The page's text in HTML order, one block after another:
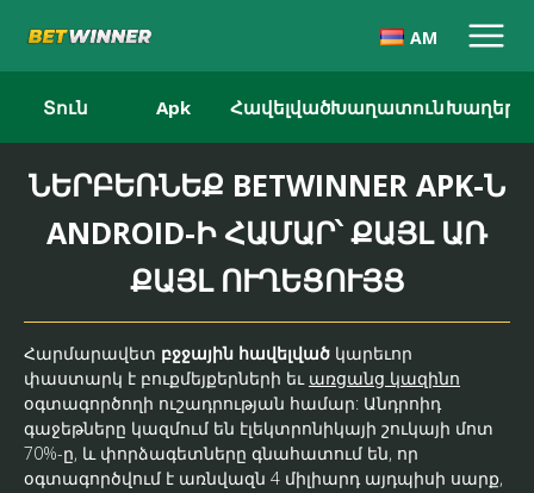
AM
Տուն Apk ՀավելվածԽաղատունԽաղեր
ՆԵՐԲԵՌՆԵՔ BETWINNER APK-Ն
ANDROID-Ի ՀԱՄԱՐ՝ ՔԱՅԼ ԱՌ
ՔԱՅԼ ՈՒՂԵՑՈՒՅՑ
Հարմարավետ բջջային հավելված կարեւոր
փաստարկ է բուքմեյքերների եւ առցանց կազինո
օգտագործողի ուշադրության համար: Անդրոիդ
գաջեթները կազմում են էլեկտրոնիկայի շուկայի մոտ
70%-ը, և փորձագետները գնահատում են, որ
օգտագործվում է առնվազն 4 միլիարդ այդպիսի սարք,